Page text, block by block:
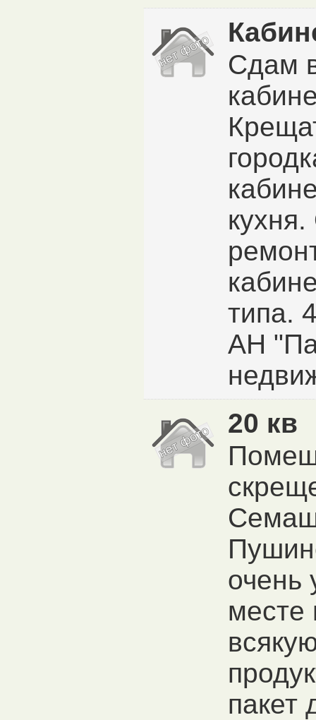
Сдам
типа.
АН
20 кв
очень
месте
пакет